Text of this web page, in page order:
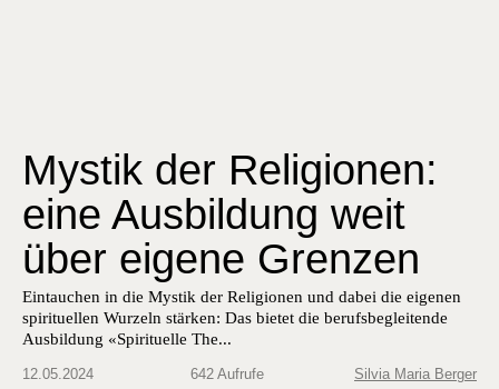
Mystik der Religionen:
eine Ausbildung weit
über eigene Grenzen
Ein­tauchen in die Mys­tik der Reli­gio­nen und dabei die eige­nen
spir­ituellen Wurzeln stärken: Das bietet die berufs­be­glei­t­ende
Aus­bil­dung «Spir­ituelle The...
12.05.2024 642 Aufrufe Silvia Maria Berger